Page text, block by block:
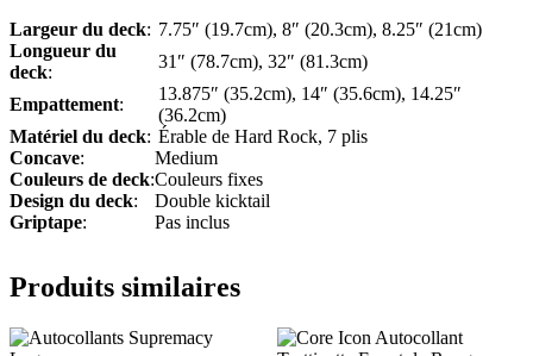
Largeur du deck: 7.75″ (19.7cm), 8″ (20.3cm), 8.25″ (21cm)
Longueur du
deck:
31″ (78.7cm), 32″ (81.3cm)
Empattement:
13.875″ (35.2cm), 14″ (35.6cm), 14.25″
(36.2cm)
Matériel du deck: Érable de Hard Rock, 7 plis
Concave:
Medium
Couleurs de deck:Couleurs fixes
Design du deck:
Double kicktail
Griptape: Pas inclus
Produits similaires